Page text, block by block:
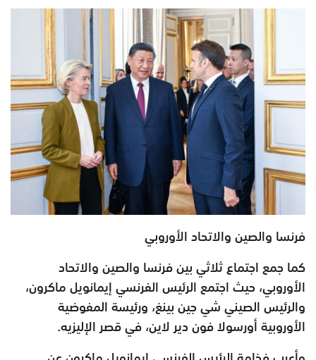
فرنسا والصين والاتحاد الأوروبي
كما جمع اجتماع ثلاثي بين فرنسا والصين والاتحاد
الأوروبي، حيث اجتمع الرئيس الفرنسي إيمانويل ماكرون،
والرئيس الصيني شي جين بينغ، ورئيسة المفوضية
الأوروبية أورسولا فون دير لاين، في قصر الإليزيه.